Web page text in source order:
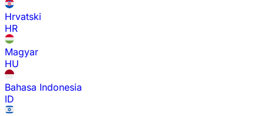
Hrvatski
HR
Magyar
HU
Bahasa Indonesia
ID